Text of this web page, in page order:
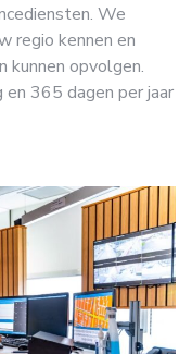
We
regio kennen en
kunnen opvolgen.
365 dagen per jaar